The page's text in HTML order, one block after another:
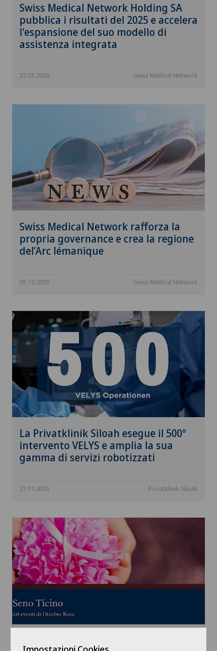
Swiss Medical Network Holding SA
pubblica i risultati del 2025 e accelera
l'espansione del suo modello di
assistenza integrata
27.03.2026 Swiss Medical Network
Swiss Medical Network rafforza la
propria governance e crea la regione
del’Arc lémanique
09.12.2025 Swiss Medical Network
La Privatklinik Siloah esegue il 500°
intervento VELYS e amplia la sua
gamma di servizi robotizzati
27.11.2025 Privatklinik Siloah